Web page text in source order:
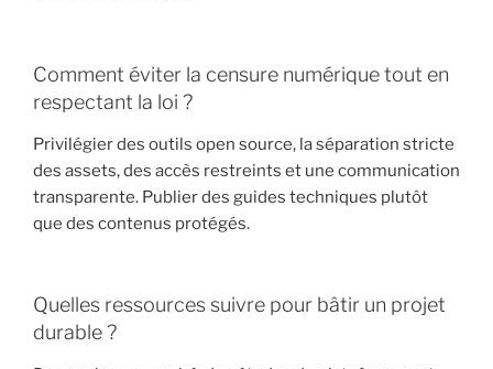
Comment éviter la censure numérique tout en
respectant la loi ?
Privilégier des outils open source, la séparation stricte
des assets, des accès restreints et une communication
transparente. Publier des guides techniques plutôt
que des contenus protégés.
Quelles ressources suivre pour bâtir un projet
durable ?